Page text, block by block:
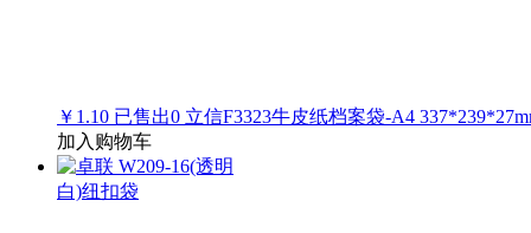
￥1.10 已售出0 立信F3323牛皮纸档案袋-A4
加入购物车